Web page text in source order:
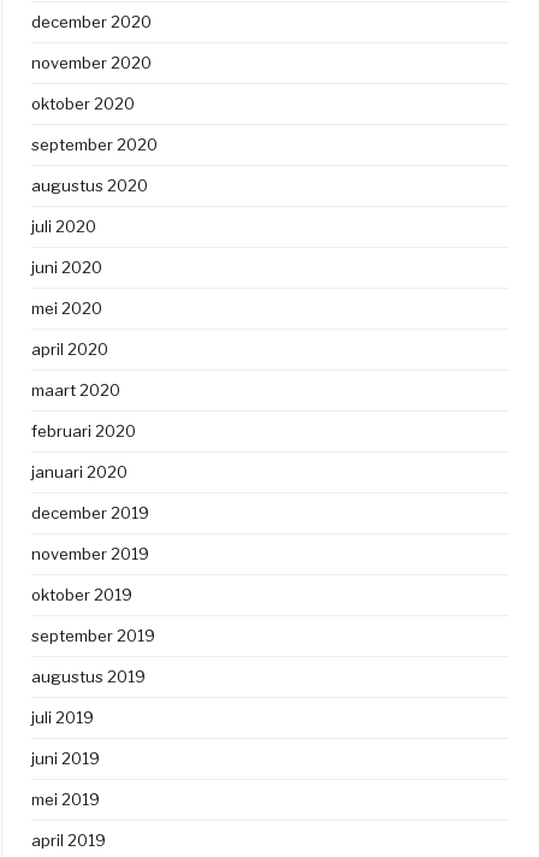
december 2020
november 2020
oktober 2020
september 2020
augustus 2020
juli 2020
juni 2020
mei 2020
april 2020
maart 2020
februari 2020
januari 2020
december 2019
november 2019
oktober 2019
september 2019
augustus 2019
juli 2019
juni 2019
mei 2019
april 2019